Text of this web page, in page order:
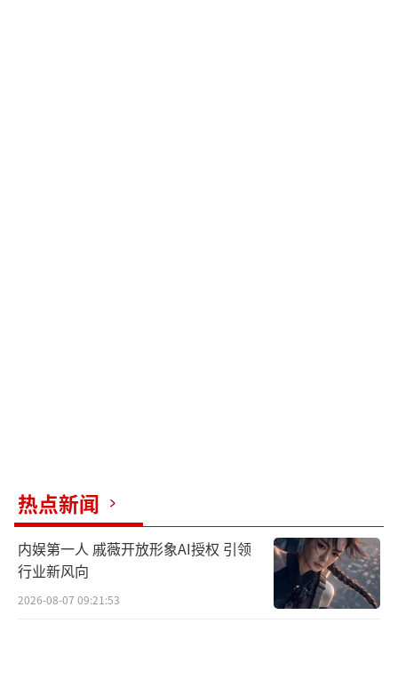
热点新闻
内娱第一人 戚薇开放形象AI授权 引领
行业新风向
2026-08-07 09:21:53